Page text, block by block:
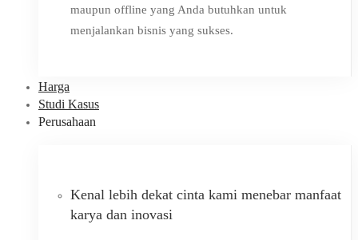
maupun offline yang Anda butuhkan untuk
menjalankan bisnis yang sukses.
Harga
Studi Kasus
Perusahaan
Kenal lebih dekat cinta kami menebar manfaat
karya dan inovasi